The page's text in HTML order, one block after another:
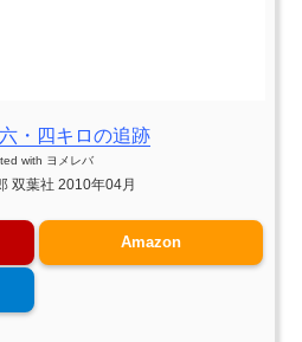
・四キロの追跡
with ヨメレバ
双葉社 2010年04月
Amazon